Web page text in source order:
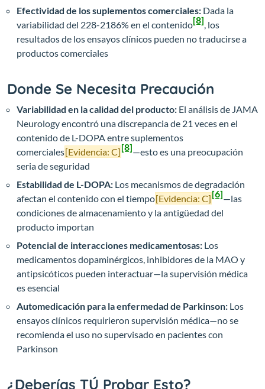
Efectividad de los suplementos comerciales: Dada la
variabilidad del 228-2186% en el contenido[8], los
resultados de los ensayos clínicos pueden no traducirse a
productos comerciales
Donde Se Necesita Precaución
Variabilidad en la calidad del producto: El análisis de JAMA
Neurology encontró una discrepancia de 21 veces en el
contenido de L-DOPA entre suplementos
comerciales[Evidencia: C][8]—esto es una preocupación
seria de seguridad
Estabilidad de L-DOPA: Los mecanismos de degradación
afectan el contenido con el tiempo[Evidencia: C][6]—las
condiciones de almacenamiento y la antigüedad del
producto importan
Potencial de interacciones medicamentosas: Los
medicamentos dopaminérgicos, inhibidores de la MAO y
antipsicóticos pueden interactuar—la supervisión médica
es esencial
Automedicación para la enfermedad de Parkinson: Los
ensayos clínicos requirieron supervisión médica—no se
recomienda el uso no supervisado en pacientes con
Parkinson
¿Deberías TÚ Probar Esto?